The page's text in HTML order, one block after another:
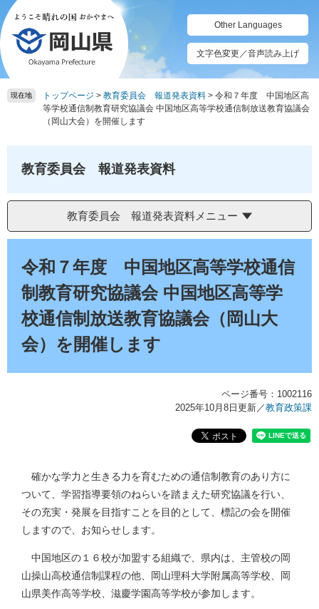
ペ
ー
ジ
の
先
頭
メ
ニ
ュ
ー
を
飛
Other Languages
文字色変更／音声読み上げ
現在地 トップページ > 教育委員会 報道発表資料 > 令和７年度 中国地区高
等学校通信制教育研究協議会 中国地区高等学校通信制放送教育協議会
（岡山大会）を開催します
教育委員会 報道発表資料
教育委員会 報道発表資料メニュー
令和７年度 中国地区高等学校通信
制教育研究協議会 中国地区高等学
校通信制放送教育協議会（岡山大
会）を開催します
ページ番号：1002116
2025年10月8日更新／教育政策課
確かな学力と生きる力を育むための通信制教育のあり方に
ついて、学習指導要領のねらいを踏まえた研究協議を行い、
その充実・発展を目指すことを目的として、標記の会を開催
しますので、お知らせします。
中国地区の１６校が加盟する組織で、県内は、主管校の岡
山操山高校通信制課程の他、岡山理科大学附属高等学校、岡
山県美作高等学校、滋慶学園高等学校が参加します。